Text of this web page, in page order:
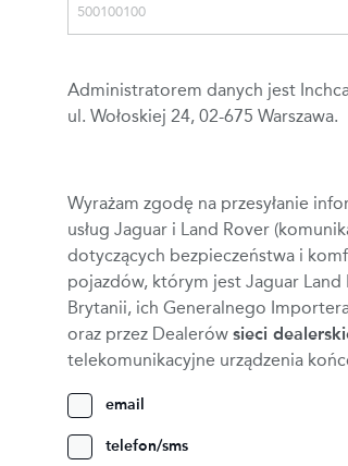
Administratorem danych jest
ul. Wołoskiej 24, 02-675 Warszawa.
Wyrażam zgodę na przesyłanie
usług Jaguar i Land Rover
dotyczących bezpieczeństwa i
pojazdów, którym jest Jaguar
Brytanii, ich Generalnego
oraz przez Dealerów sieci
telekomunikacyjne urządzenia
email
telefon/sms